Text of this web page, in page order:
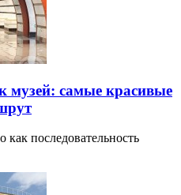
музей: самые красивые
как последовательность